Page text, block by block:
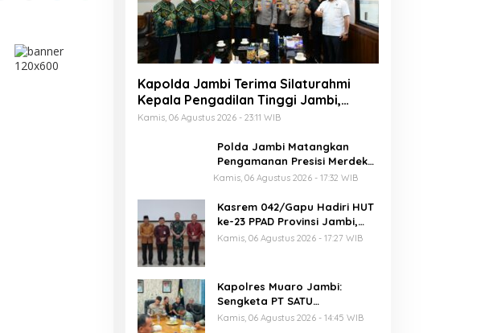
Kapolda Jambi Terima Silaturahmi
Kepala Pengadilan Tinggi Jambi,
Perkuat Sinergi Antar Lembaga
Kamis, 06 Agustus 2026 - 23:11 WIB
Polda Jambi Matangkan
Pengamanan Presisi Merdeka
Run 2026 Melalui Tactical
Kamis, 06 Agustus 2026 - 17:32 WIB
Kasrem 042/Gapu Hadiri HUT
ke-23 PPAD Provinsi Jambi,
Perkuat Sinergi Dukung
Kamis, 06 Agustus 2026 - 17:27 WIB
Kapolres Muaro Jambi:
Sengketa PT SATU
Diselesaikan Lewat Dialog,
Kamis, 06 Agustus 2026 - 14:45 WIB